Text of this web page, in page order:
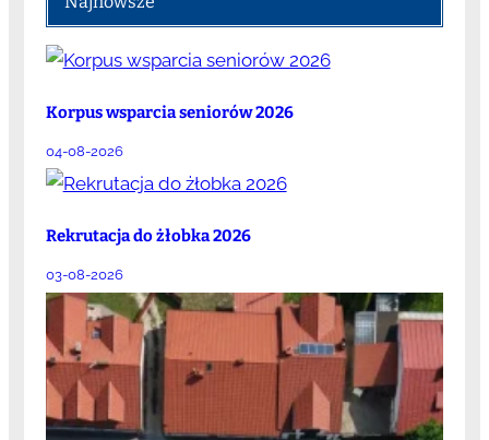
Korpus wsparcia seniorów 2026
04-08-2026
Rekrutacja do żłobka 2026
03-08-2026